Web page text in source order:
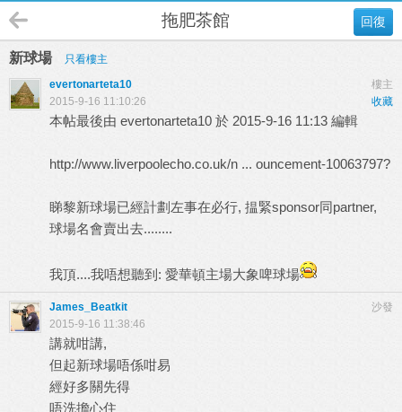
回復
拖肥茶館
新球場
只看樓主
樓主
evertonarteta10
收藏
2015-9-16 11:10:26
本帖最後由 evertonarteta10 於 2015-9-16 11:13 編輯
http://www.liverpoolecho.co.uk/n ... ouncement-10063797?
睇黎新球場已經計劃左事在必行, 揾緊sponsor同partner,
球場名會賣出去........
我頂....我唔想聽到: 愛華頓主場大象啤球場
沙發
James_Beatkit
2015-9-16 11:38:46
講就咁講,
但起新球場唔係咁易
經好多關先得
唔洗擔心住